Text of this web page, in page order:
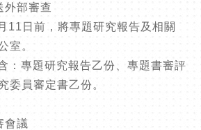
外部審查
日前，將專題研究報告及相關
室。
專題研究報告乙份、專題書審評
委員審定書乙份。
會議